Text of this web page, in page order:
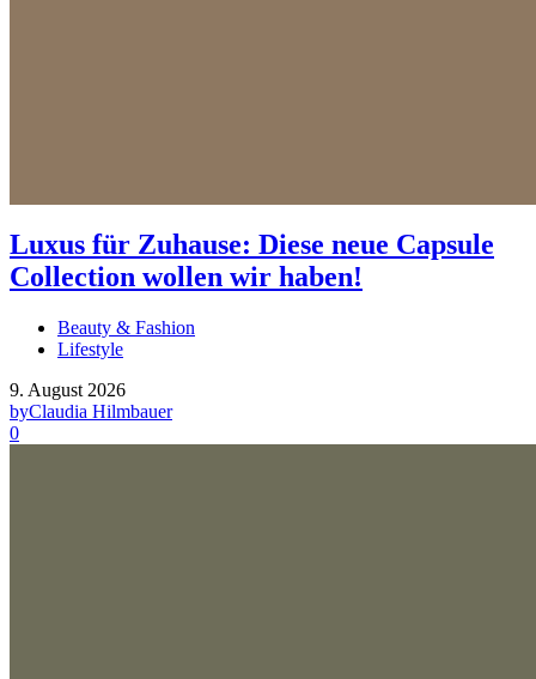
Luxus für Zuhause: Diese neue Capsule
Collection wollen wir haben!
Beauty & Fashion
Lifestyle
9. August 2026
byClaudia Hilmbauer
0